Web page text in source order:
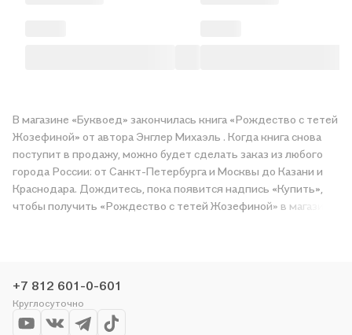
В магазине «Буквоед» закончилась книга «Рождество с тетей
Жозефиной» от автора Энглер Михаэль . Когда книга снова
поступит в продажу, можно будет сделать заказ из любого
города России: от Санкт-Петербурга и Москвы до Казани и
Краснодара. Дождитесь, пока появится надпись «Купить»,
чтобы получить «Рождество с тетей Жозефиной» в магазине
выгоду!
+7 812 601-0-601
Круглосуточно